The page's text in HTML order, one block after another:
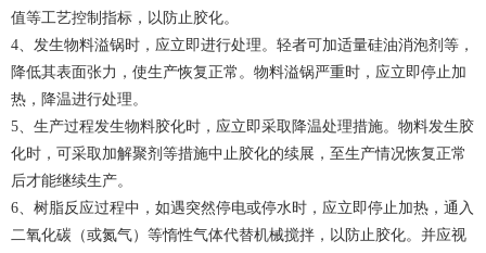
值等工艺控制指标，以防止胶化。
4、发生物料溢锅时，应立即进行处理。轻者可加适量硅油消泡剂等，
降低其表面张力，使生产恢复正常。物料溢锅严重时，应立即停止加
热，降温进行处理。
5、生产过程发生物料胶化时，应立即采取降温处理措施。物料发生胶
化时，可采取加解聚剂等措施中止胶化的续展，至生产情况恢复正常
后才能继续生产。
6、树脂反应过程中，如遇突然停电或停水时，应立即停止加热，通入
二氧化碳（或氮气）等惰性气体代替机械搅拌，以防止胶化。并应视